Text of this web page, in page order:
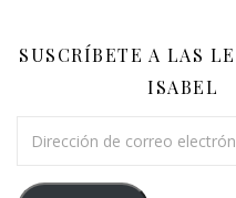
SUSCRÍBETE A LAS
ISABEL